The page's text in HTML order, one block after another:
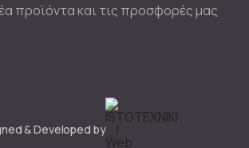
προϊόντα και τις προσφορές μας
& Developed by